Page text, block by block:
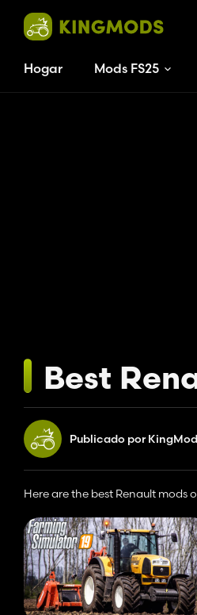
Hogar Mods FS25
Best
Publicado por
Here are the best Renault mods